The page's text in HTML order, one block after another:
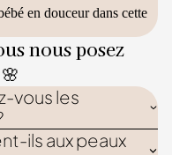
en douceur dans cette
nous posez
vous les
ils aux peaux